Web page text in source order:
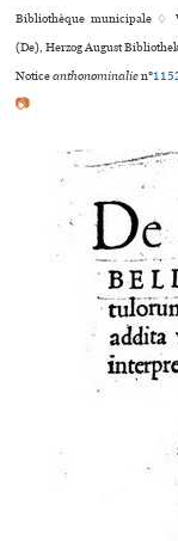
Bibliothèque muni­ci­pale ♢
(De), Herzog August
Noticeanthonominalien°
📷